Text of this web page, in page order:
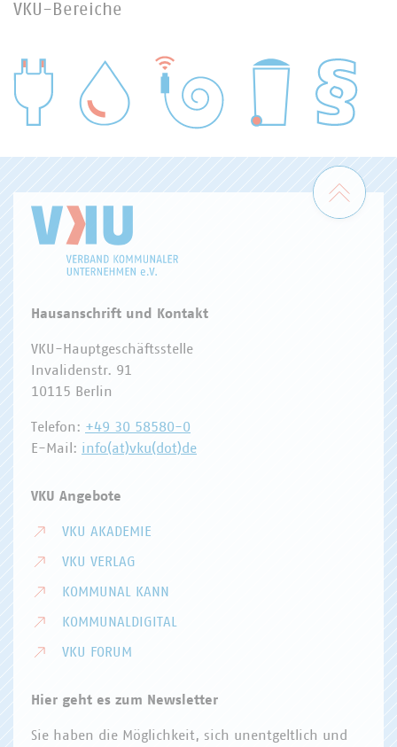
VKU-Bereiche
WASSER/ABWASSER
Zum
Hausanschrift und Kontakt
VKU-Hauptgeschäftsstelle
Invalidenstr. 91
10115 Berlin
Telefon: +49 30 58580-0
E-Mail: info(at)vku(dot)de
VKU Angebote
VKU AKADEMIE
VKU VERLAG
KOMMUNAL KANN
KOMMUNALDIGITAL
VKU FORUM
Hier geht es zum Newsletter
Sie haben die Möglichkeit, sich unentgeltlich und